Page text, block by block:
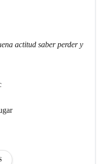
actitud saber perder y